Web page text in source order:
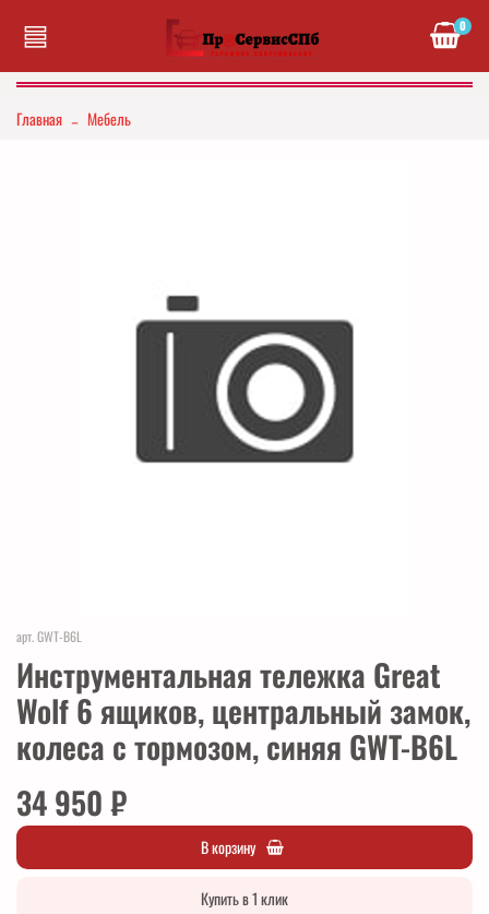
0
Главная Мебель
арт.GWT-B6L
Инструментальная тележка Great
Wolf 6 ящиков, центральный замок,
колеса с тормозом, синяя GWT-B6L
34 950 ₽
В корзину
Купить в 1 клик